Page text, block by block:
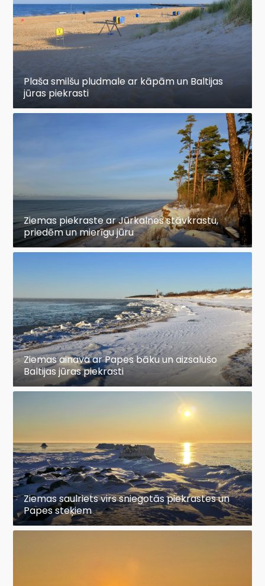
Plaša smilšu pludmale ar kāpām un Baltijas
jūras piekrasti
Ziemas piekraste ar Jūrkalnes stāvkrastu,
priedēm un mierīgu jūru
Ziemas ainava ar Papes bāku un aizsalušo
Baltijas jūras piekrasti
Ziemas saulriets virs sniegotās piekrastes un
Papes steķiem